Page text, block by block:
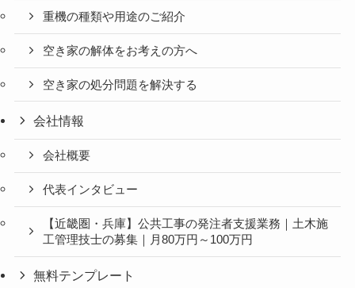
重機の種類や用途のご紹介
空き家の解体をお考えの方へ
空き家の処分問題を解決する
会社情報
会社概要
代表インタビュー
【近畿圏・兵庫】公共工事の発注者支援業務｜土木施
工管理技士の募集｜月80万円～100万円
無料テンプレート